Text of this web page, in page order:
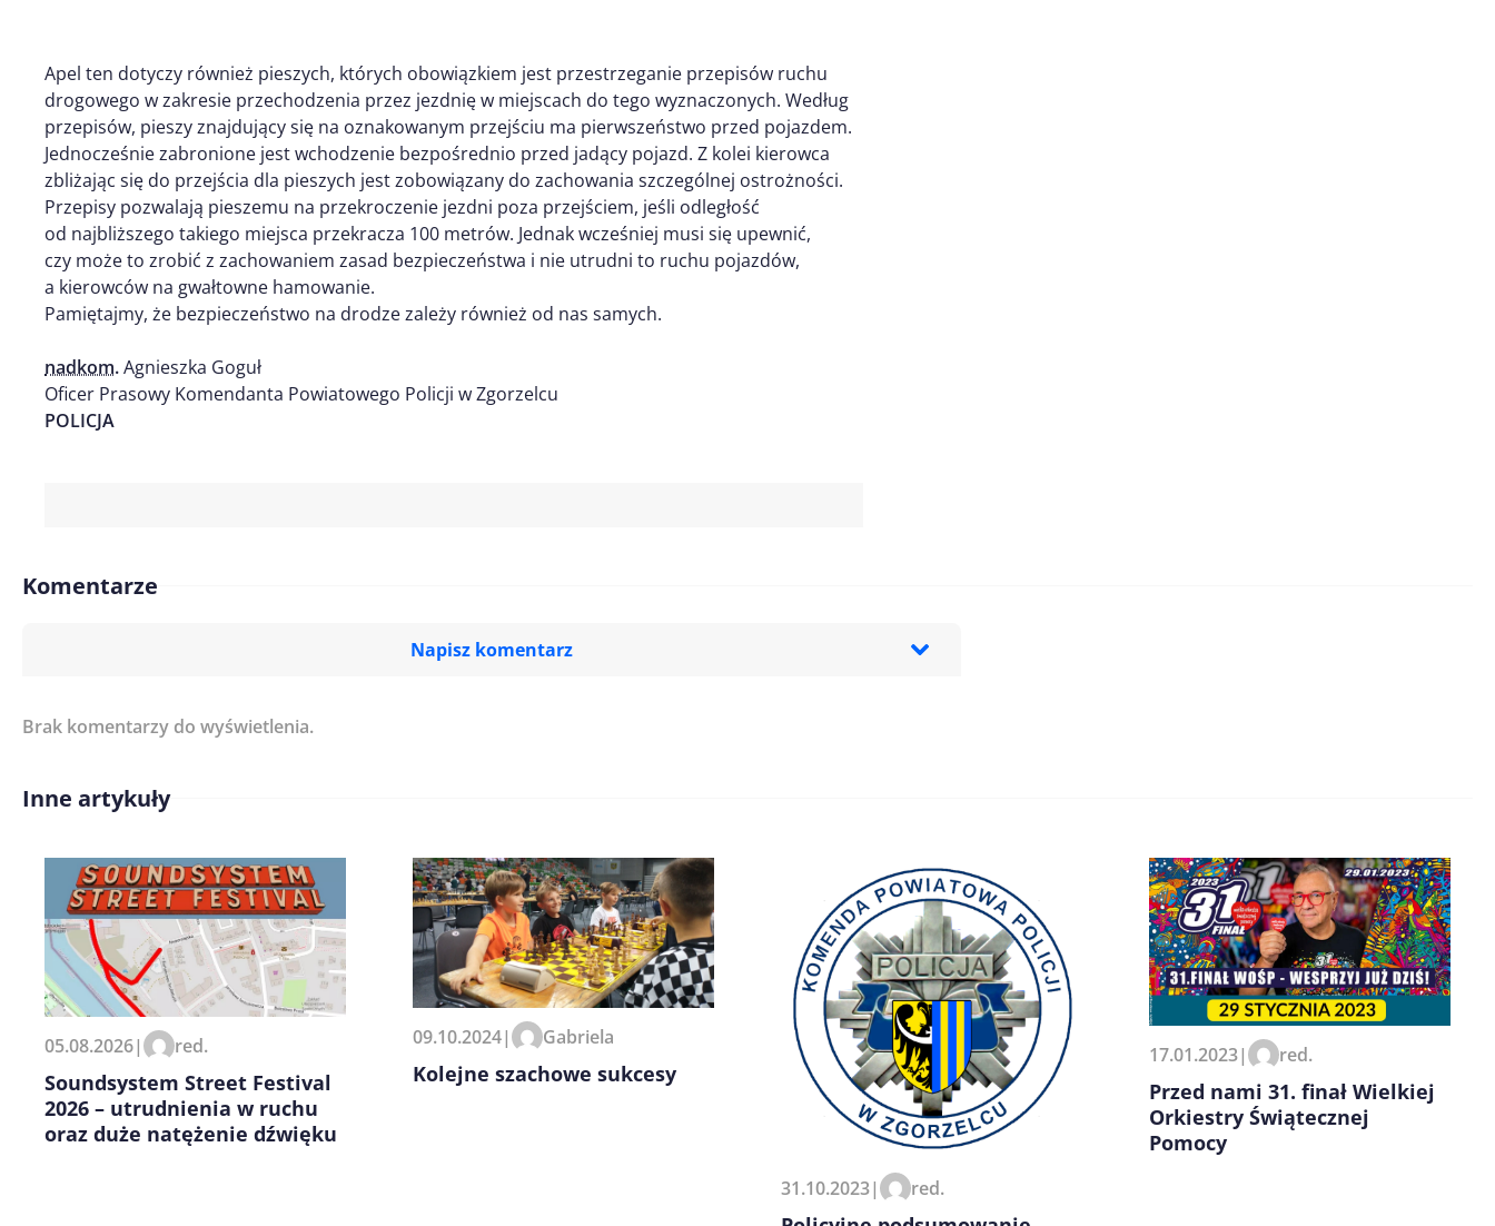
Apel ten dotyczy również pieszych, których obowiązkiem jest przestrzeganie przepisów ruchu
drogowego w zakresie przechodzenia przez jezdnię w miejscach do tego wyznaczonych. Według
przepisów, pieszy znajdujący się na oznakowanym przejściu ma pierwszeństwo przed pojazdem.
Jednocześnie zabronione jest wchodzenie bezpośrednio przed jadący pojazd. Z kolei kierowca
zbliżając się do przejścia dla pieszych jest zobowiązany do zachowania szczególnej ostrożności.
Przepisy pozwalają pieszemu na przekroczenie jezdni poza przejściem, jeśli odległość
od najbliższego takiego miejsca przekracza 100 metrów. Jednak wcześniej musi się upewnić,
czy może to zrobić z zachowaniem zasad bezpieczeństwa i nie utrudni to ruchu pojazdów,
a kierowców na gwałtowne hamowanie.
Pamiętajmy, że bezpieczeństwo na drodze zależy również od nas samych.
nadkom.Agnieszka Goguł
Oficer Prasowy Komendanta Powiatowego Policji w Zgorzelcu
POLICJA
Komentarze
Napisz komentarz
Imię/ Nick*
Zapamiętaj moje dane w tej przeglądarce podczas pisania
Brak komentarzy do wyświetlenia.
Inne artykuły
05.08.2026| red.
Soundsystem Street Festival
2026 – utrudnienia w ruchu
oraz duże natężenie dźwięku
09.10.2024| Gabriela
Kolejne szachowe sukcesy
31.10.2023| red.
17.01.2023| red.
Przed nami 31. finał Wielkiej
Orkiestry Świątecznej
Pomocy